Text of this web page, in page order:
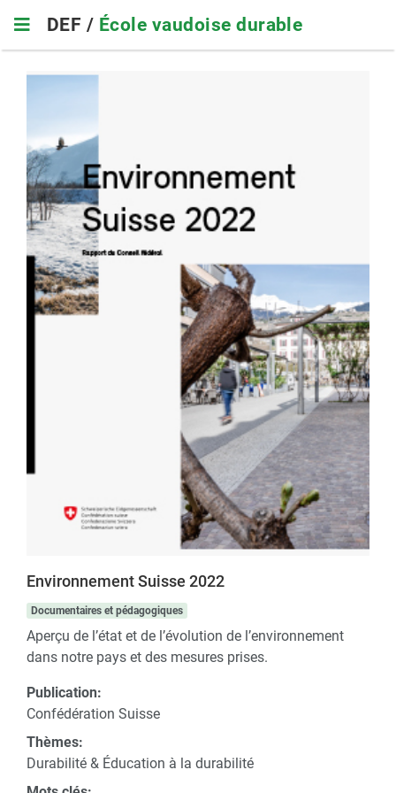
main
navigation
DEF / École vaudoise durable
Environnement Suisse 2022
Documentaires et pédagogiques
Aperçu de l’état et de l’évolution de l’environnement
dans notre pays et des mesures prises.
Publication:
Confédération Suisse
Thèmes:
Durabilité & Éducation à la durabilité